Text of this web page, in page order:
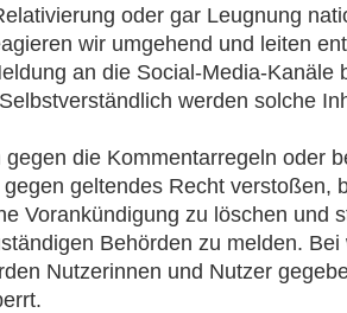
oder gar Leugnung
wir umgehend und leiten
an die Social-Media-Kanäle
werden solche
gegen die Kommentarregeln oder
geltendes Recht verstoßen,
Vorankündigung zu löschen und
Behörden zu melden. Bei
Nutzerinnen und Nutzer